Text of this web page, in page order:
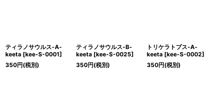
ティラノサウルス-A-
keeta [kee-S-0001]
350円(税別)
ティラノサウルス-B-
keeta [kee-S-0025]
350円(税別)
トリケラトプス-A-
keeta [kee-S-0002]
350円(税別)